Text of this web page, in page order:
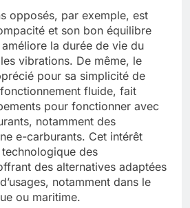
opposés, par exemple, est
et son bon équilibre
la durée de vie du
vibrations. De même, le
pour sa simplicité de
fluide, fait
pour fonctionner avec
notamment des
e-carburants. Cet intérêt
des
des alternatives adaptées
notamment dans le
ou maritime.